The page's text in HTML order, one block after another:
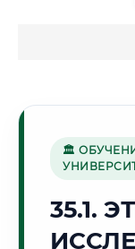
специальности"
Стоимость по
Стоимость по
🏛
35.1.